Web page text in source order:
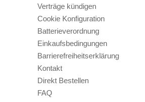
Verträge kündigen
Cookie Konfiguration
Batterieverordnung
Einkaufsbedingungen
Barrierefreiheitserklärung
Kontakt
Direkt Bestellen
FAQ